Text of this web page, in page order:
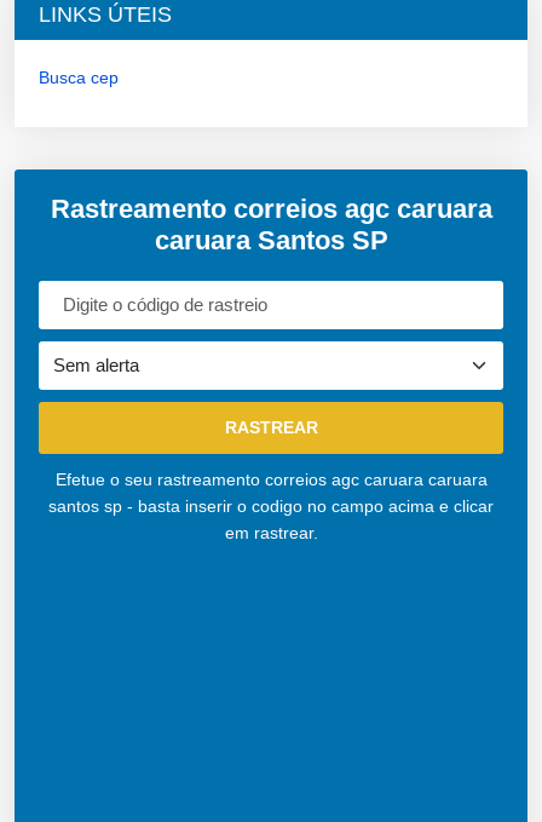
LINKS ÚTEIS
Busca cep
Rastreamento correios agc caruara
caruara Santos SP
Efetue o seu rastreamento correios agc caruara caruara
santos sp - basta inserir o codigo no campo acima e clicar
em rastrear.